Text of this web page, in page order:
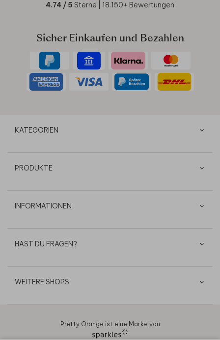
4.74 / 5 Sterne | 18.150+ Bewertungen
Sicher Einkaufen und Bezahlen
KATEGORIEN
PRODUKTE
INFORMATIONEN
HAST DU FRAGEN?
WEITERE SHOPS
Pretty Orange ist eine Marke von